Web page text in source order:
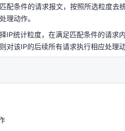
对该IP的后续所有请求执行相应处理
配条件的请求报文，按照所选粒度去
理动作。
IP统计粒度，在满足匹配条件的请求
对该IP的后续所有请求执行相应处理动